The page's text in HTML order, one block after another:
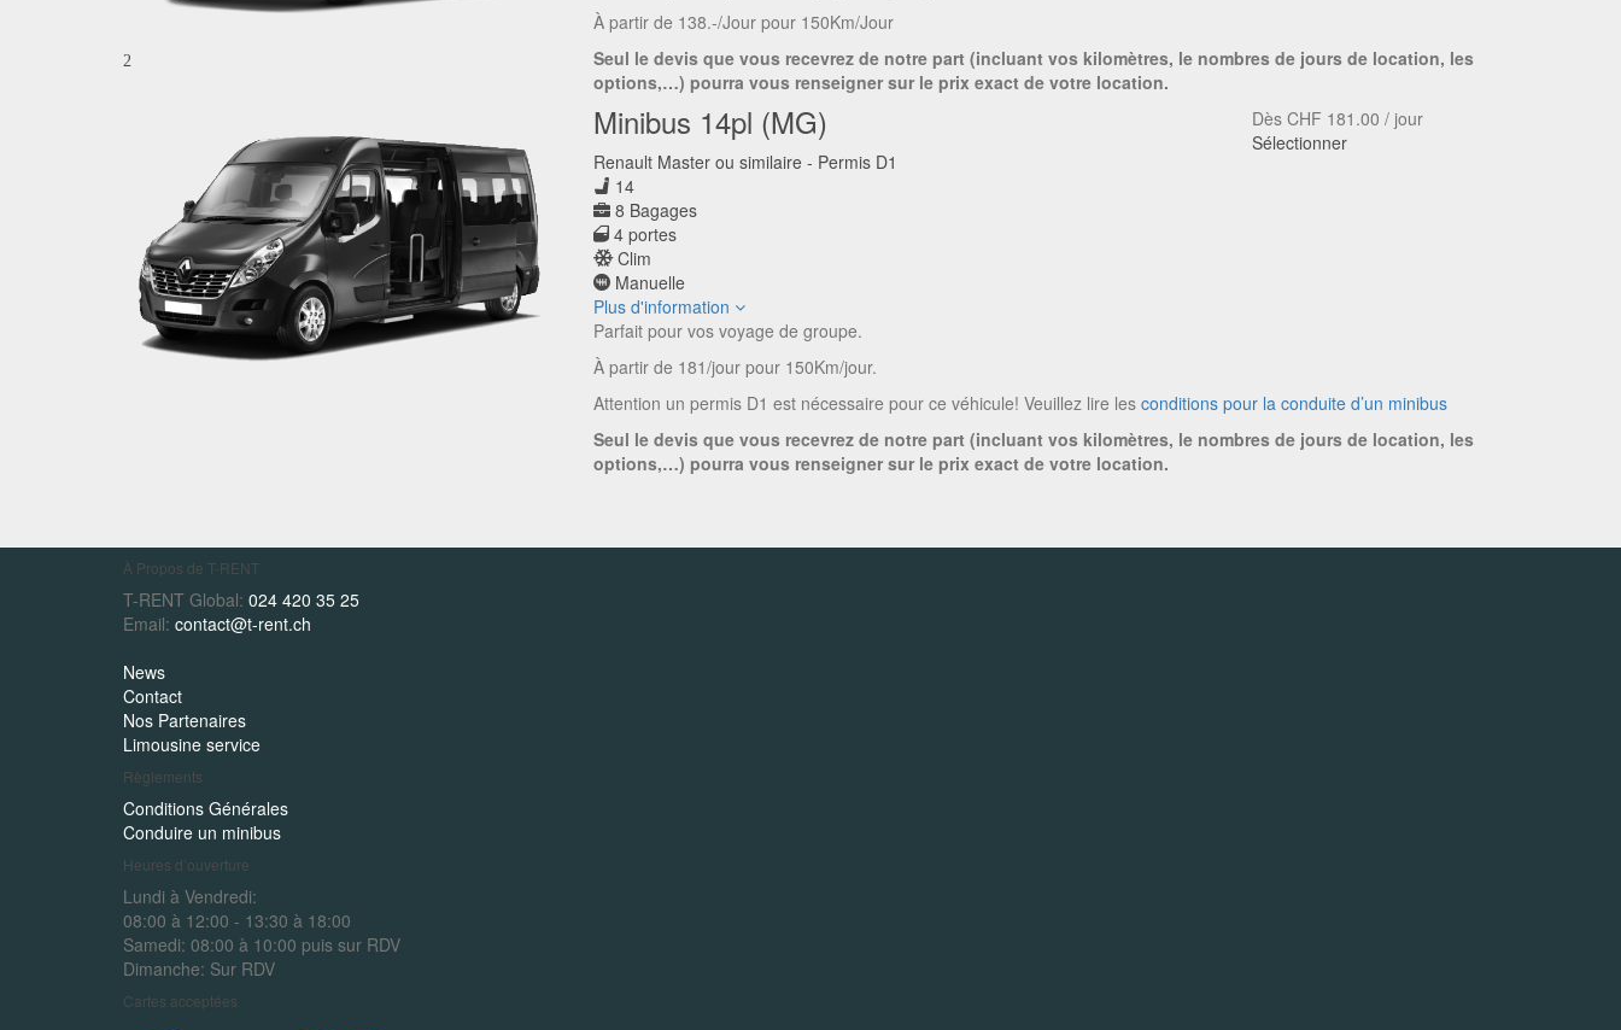
2
À partir de 138.-/Jour pour 150Km/Jour
Seul le devis que vous recevrez de notre part (incluant vos kilomètres, le nombres de jours de location, les
options,…) pourra vous renseigner sur le prix exact de votre location.
Minibus 14pl (MG)
Renault Master ou similaire - Permis D1
14
8 Bagages
4 portes
Clim
Manuelle
Plus d'information
Dès CHF 181.00 / jour
Sélectionner
Parfait pour vos voyage de groupe.
À partir de 181/jour pour 150Km/jour.
Attention un permis D1 est nécessaire pour ce véhicule! Veuillez lire les conditions pour la conduite d’un minibus
Seul le devis que vous recevrez de notre part (incluant vos kilomètres, le nombres de jours de location, les
options,…) pourra vous renseigner sur le prix exact de votre location.
À Propos de T-RENT
T-RENT Global: 024 420 35 25
Email: contact@t-rent.ch
News
Contact
Nos Partenaires
Limousine service
Règlements
Conditions Générales
Conduire un minibus
Heures d’ouverture
Lundi à Vendredi:
08:00 à 12:00 - 13:30 à 18:00
Samedi: 08:00 à 10:00 puis sur RDV
Dimanche: Sur RDV
Cartes acceptées